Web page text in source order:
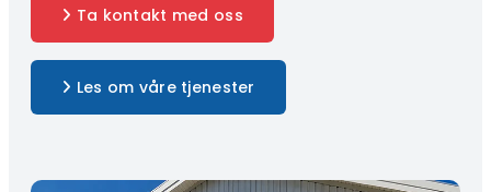
Ta kontakt med oss
Les om våre tjenester